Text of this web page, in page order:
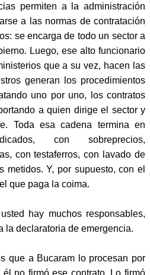
permiten a la administración
a las normas de contratación
se encarga de todo un sector a
Luego, ese alto funcionario
que a su vez, hacen las
generan los procedimientos
uno por uno, los contratos
a quien dirige el sector y
Toda esa cadena termina en
con sobreprecios,
con testaferros, con lavado de
metidos. Y, por supuesto, con el
que paga la coima.
hay muchos responsables,
la declaratoria de emergencia.
que a Bucaram lo procesan por
no firmó ese contrato. Lo firmó